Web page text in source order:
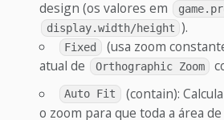
design (os valores em
display.width/height ).
Fixed
(usa zoom
atual de
Orthographic Zoom
Auto Fit
(contain):
o zoom para que toda a área